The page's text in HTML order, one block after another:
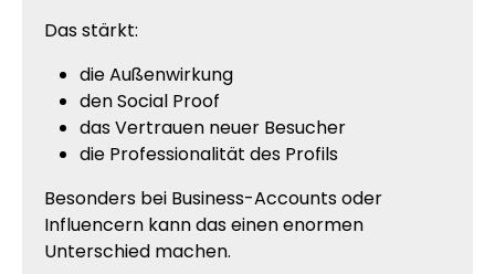
Das stärkt:
die Außenwirkung
den Social Proof
das Vertrauen neuer Besucher
die Professionalität des Profils
Besonders bei Business-Accounts oder
Influencern kann das einen enormen
Unterschied machen.